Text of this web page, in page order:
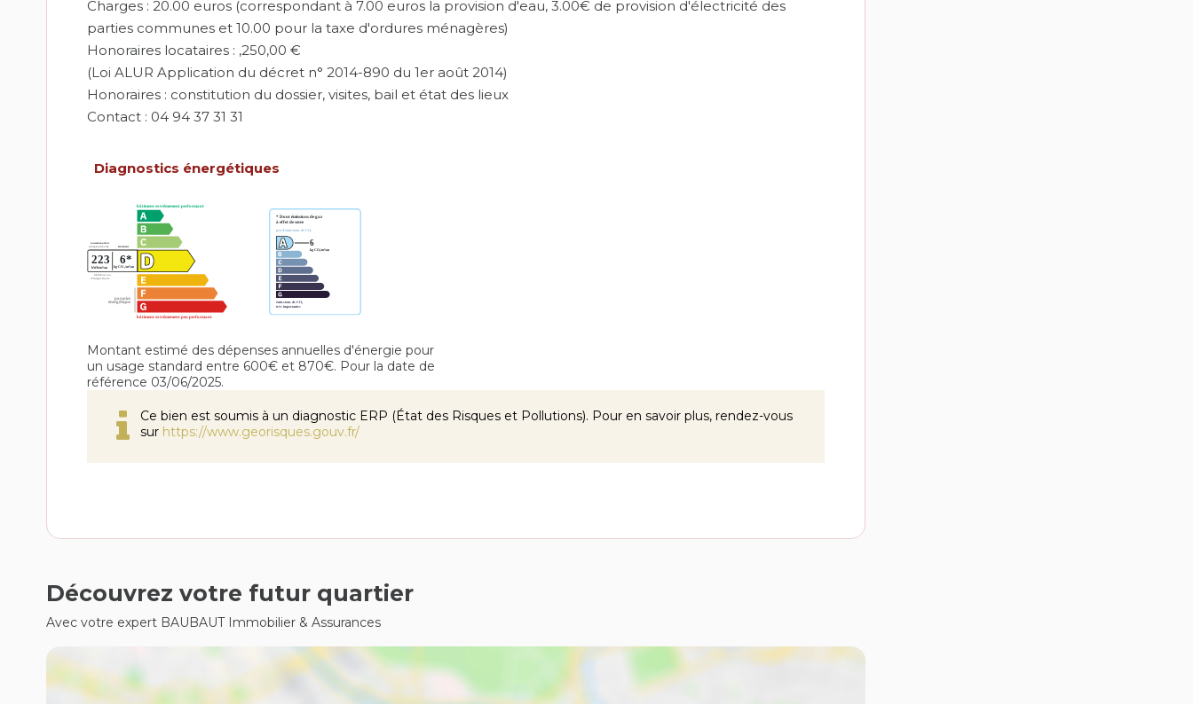
Charges : 20.00 euros (correspondant à 7.00 euros la provision d'eau, 3.00€ de provision d'électricité des
parties communes et 10.00 pour la taxe d'ordures ménagères)
Honoraires locataires : ,250,00 €
(Loi ALUR Application du décret n° 2014-890 du 1er août 2014)
Honoraires : constitution du dossier, visites, bail et état des lieux
Contact : 04 94 37 31 31
Diagnostics énergétiques
Montant estimé des dépenses annuelles d'énergie pour
un usage standard entre 600€ et 870€. Pour la date de
référence 03/06/2025.
Ce bien est soumis à un diagnostic ERP (État des Risques et Pollutions). Pour en savoir plus, rendez-vous
sur https://www.georisques.gouv.fr/
Découvrez votre futur quartier
Avec votre expert BAUBAUT Immobilier & Assurances